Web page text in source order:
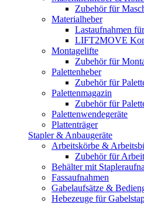
Zubehör für
Materialheber
Lastaufnahmen
LIFT2MOVE
Montagelifte
Zubehör für
Palettenheber
Zubehör für
Palettenmagazin
Zubehör für
Palettenwendegeräte
Plattenträger
Stapler & Anbaugeräte
Arbeitskörbe &
Zubehör für
Behälter mit
Fassaufnahmen
Gabelaufsätze &
Hebezeuge für